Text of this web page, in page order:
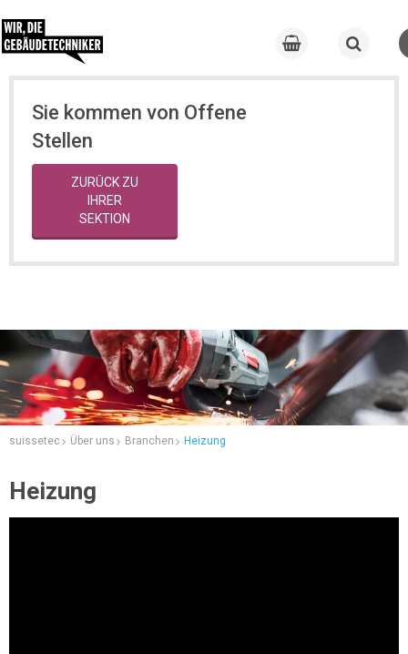
Sie kommen von Offene
Stellen
ZURÜCK ZU
IHRER
SEKTION
suissetec Über uns Branchen Heizung
Heizung